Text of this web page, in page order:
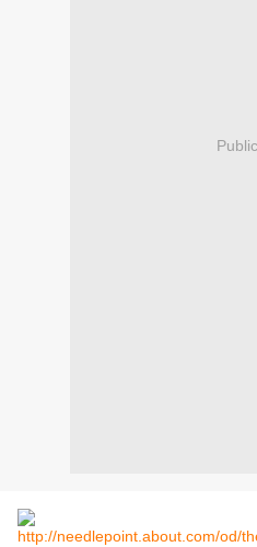
http://needlepoint.about.com/od/